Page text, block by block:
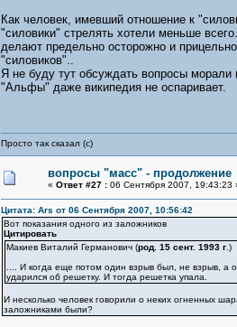
Как человек, имевший отношение к
"силовики" стрелять хотели меньше
делают предельно осторожно и
"силовиков"..
Я не буду тут обсуждать вопросы
"Альфы" даже википедия не оспаривает.
Просто так сказал (с)
вопросы "масс" - продолжение
« Ответ #27 :06 Сентября 2007, 19:43:23
Цитата: Ars от 06 Сентября 2007, 10:56:42
Вот показания одного из заложников
Цитировать
Макиев Виталий Германович (род. 15 сент. 1993 г.)
.... И когда еще потом один взрыв был, не взрыв, а
ударился об решетку. И тогда решетка упала.
И несколько человек говорили о неких огненных
заложниками были?